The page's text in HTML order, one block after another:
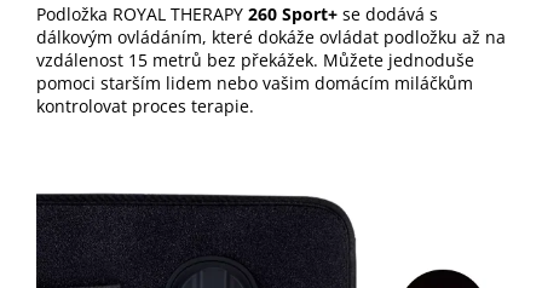
Podložka ROYAL THERAPY 260 Sport+ se dodává s
dálkovým ovládáním, které dokáže ovládat podložku až na
vzdálenost 15 metrů bez překážek. Můžete jednoduše
pomoci starším lidem nebo vašim domácím miláčkům
kontrolovat proces terapie.